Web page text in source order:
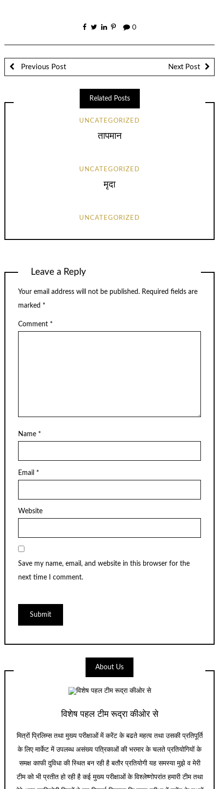
0
Previous Post Next Post
Related Posts
UNCATEGORIZED
तापमान
UNCATEGORIZED
मृदा
UNCATEGORIZED
Leave a Reply
Your email address will not be published. Required fields are
marked *
Comment *
Name *
Email *
Website
Save my name, email, and website in this browser for the
next time I comment.
About Us
विशेष पहल टीम रूद्रा कीओर से
मित्रों प्रिलिम्स तथा मुख्य परीक्षाओं में करेंट के बढते महत्व तथा उसकी प्रतिपूर्ति
के लिए मार्केट में उपलब्ध असंख्य पत्रिकाओं की भरमार के चलते प्रतियोगियों के
समक्ष काफी दुविधा की स्थित बन रही है बतौर प्रतियोगी यह समस्या मुझे व मेरी
टीम को भी प्रतीत हो रही है कई मुख्य परीक्षाओं के विश्लेष्णोपरांत हमारी टीम तथा